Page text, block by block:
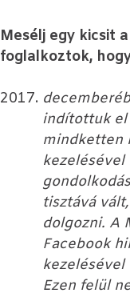
Mesélj egy kicsit
foglalkoztok,
indítottuk el
mindketten
kezelésével
tisztává
dolgozni. A
Facebook
kezelésével
Ezen felül